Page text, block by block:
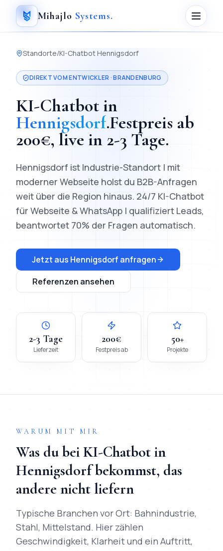
Mihajlo Systems.
Standorte/KI-ChatbotHennigsdorf
DIREKT VOM ENTWICKLER ·BRANDENBURG
KI-Chatbot in
Hennigsdorf.Festpreis ab
200€, live in 2-3 Tage.
Hennigsdorf ist Industrie-Standort | mit
moderner Webseite holst du B2B-Anfragen
weit über die Region hinaus. 24/7 KI-Chatbot
für Webseite & WhatsApp | qualifiziert Leads,
beantwortet 70% der Fragen automatisch.
Jetzt aus Hennigsdorf anfragen
Referenzen ansehen
2-3 Tage
Lieferzeit
200€
Festpreis ab
50+
Projekte
WARUM MIT MIR
Was du beiKI-Chatbotin
Hennigsdorfbekommst, das
andere nicht liefern
Typische Branchen vor Ort: Bahnindustrie,
Stahl, Mittelstand. Hier zählen
Geschwindigkeit, Klarheit und ein Auftritt,